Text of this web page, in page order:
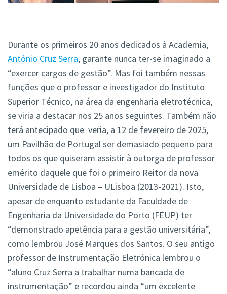
Durante os primeiros 20 anos dedicados à Academia,
António Cruz Serra, garante nunca ter-se imaginado a
“exercer cargos de gestão”. Mas foi também nessas
funções que o professor e investigador do Instituto
Superior Técnico, na área da engenharia eletrotécnica,
se viria a destacar nos 25 anos seguintes. Também não
terá antecipado que veria, a 12 de fevereiro de 2025,
um Pavilhão de Portugal ser demasiado pequeno para
todos os que quiseram assistir à outorga de professor
emérito daquele que foi o primeiro Reitor da nova
Universidade de Lisboa – ULisboa (2013-2021). Isto,
apesar de enquanto estudante da Faculdade de
Engenharia da Universidade do Porto (FEUP) ter
“demonstrado apetência para a gestão universitária”,
como lembrou José Marques dos Santos. O seu antigo
professor de Instrumentação Eletrónica lembrou o
“aluno Cruz Serra a trabalhar numa bancada de
instrumentação” e recordou ainda “um excelente